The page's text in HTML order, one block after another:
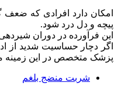
امکان دارد افرادی که ضعف
پیچه و دل درد شود.
این فرآورده در دوران
اگر دچار حساسیت شدید از
پزشک متخصص در این زمینه
شربت منضج بلغم